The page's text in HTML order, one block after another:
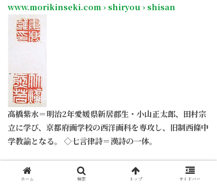
www.morikinseki.com › shiryou › shisan
高橋紫水＝明治2年愛媛県新居郡生・小山正太郎、田村宗
立に学び、京都府画学校の西洋画科を専攻し、旧制西條中
学教諭となる。 ◇七言律詩＝漢詩の一体。
森琴石 調査情報【平成18年 4月】
www.morikinseki.com › chousa
ホーム 検索 トップ サイドバー